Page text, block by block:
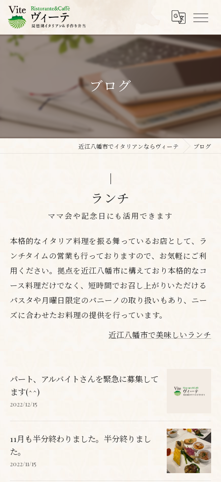
ブログ
近江八幡市でイタリアンならヴィーテ ブログ
ランチ
ママ会や記念日にも活用できます
本格的なイタリア料理を振る舞っているお店として、ラ
ンチタイムの営業も行っておりますので、お気軽にご利
用ください。拠点を近江八幡市に構えており本格的なコ
ース料理だけでなく、短時間でお召し上がりいただける
パスタや月曜日限定のパニーノの取り扱いもあり、ニー
ズに合わせたお料理の提供を行っています。
近江八幡市で美味しいランチ
パート、アルバイトさんを緊急に募集して
ます(^^)
2022/12/15
11月も半分終わりました。半分終りまし
た。
2022/11/15